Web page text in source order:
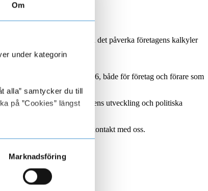
Om
under kategorin
alla” samtycker du till
på ”Cookies” längst
Marknadsföring
försvagas kan det påverka företagens kalkyler
viktiga att följa under 2026, både för företag och förare som
som begagnatmarknadens utveckling och politiska
på vår webbplats eller ta kontakt med oss.